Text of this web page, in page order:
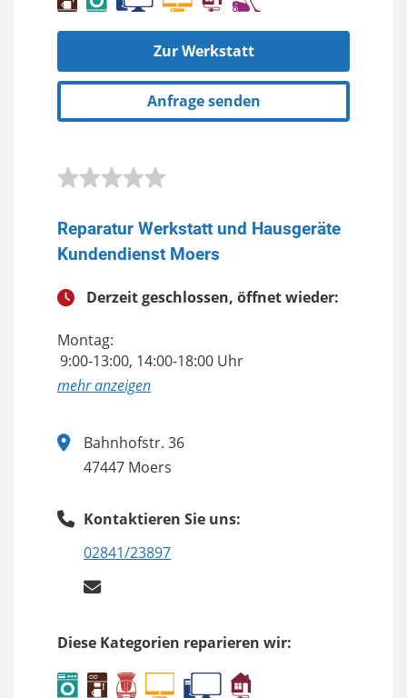
Zur Werkstatt
Anfrage senden
Reparatur Werkstatt und Hausgeräte
Kundendienst Moers
Derzeit geschlossen, öffnet wieder:
Montag:
9:00-13:00, 14:00-18:00 Uhr
anzeigen
Bahnhofstr. 36
47447 Moers
Kontaktieren Sie uns:
02841/23897
Diese Kategorien reparieren wir: